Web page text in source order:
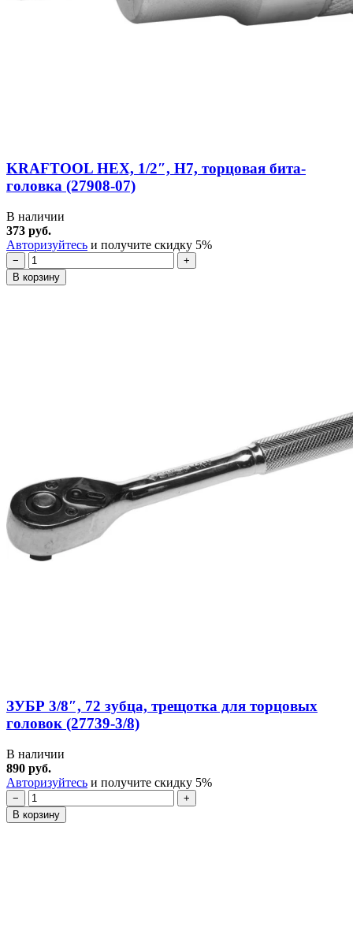
KRAFTOOL HEX, 1/2″, Н7, торцовая бита-
головка (27908-07)
В наличии
373 руб.
Авторизуйтесь и получите скидку 5%
−
+
В корзину
ЗУБР 3/8″, 72 зубца, трещотка для торцовых
головок (27739-3/8)
В наличии
890 руб.
Авторизуйтесь и получите скидку 5%
−
+
В корзину